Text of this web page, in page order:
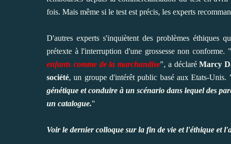
fois. Mais même si le test est précis, les experts
D'autres experts s'inquiètent des problèmes éthiques
prétexte à l'interruption d'une grossesse non conforme. "
enfants comme de la marchandise", a déclaréMarcy
société, un groupe d'intérêt public basé aux Etats-Unis.
génétique et conduire à un scénario dans lequel des
un catalogue."
Voirle dernier colloque sur la fin de vie et l'éthique et l'